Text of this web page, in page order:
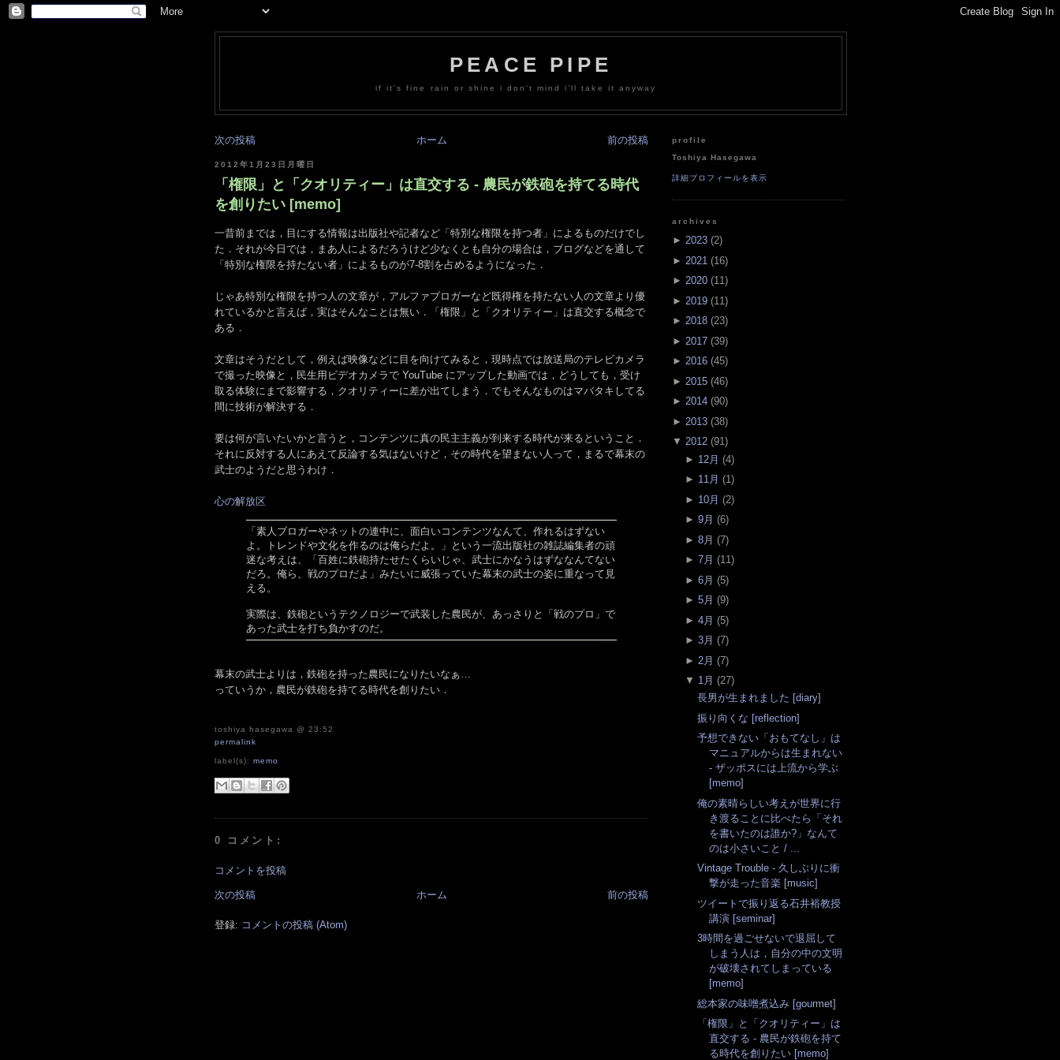
PEACE PIPE
if it's fine rain or shine i don't mind i'll take it anyway
次の投稿 前の投稿
ホーム
2012年1月23日月曜日
「権限」と「クオリティー」は直交する - 農民が鉄砲を持てる時代
を創りたい [memo]
一昔前までは，目にする情報は出版社や記者など「特別な権限を持つ者」によるものだけでし
た．それが今日では，まあ人によるだろうけど少なくとも自分の場合は，ブログなどを通して
「特別な権限を持たない者」によるものが7-8割を占めるようになった．
じゃあ特別な権限を持つ人の文章が，アルファブロガーなど既得権を持たない人の文章より優
れているかと言えば，実はそんなことは無い．「権限」と「クオリティー」は直交する概念で
ある．
文章はそうだとして，例えば映像などに目を向けてみると，現時点では放送局のテレビカメラ
で撮った映像と，民生用ビデオカメラで YouTube にアップした動画では，どうしても，受け
取る体験にまで影響する，クオリティーに差が出てしまう．でもそんなものはマバタキしてる
間に技術が解決する．
要は何が言いたいかと言うと，コンテンツに真の民主主義が到来する時代が来るということ．
それに反対する人にあえて反論する気はないけど，その時代を望まない人って，まるで幕末の
武士のようだと思うわけ．
心の解放区
「素人ブロガーやネットの連中に、面白いコンテンツなんて、作れるはずない
よ。トレンドや文化を作るのは俺らだよ。」という一流出版社の雑誌編集者の頑
迷な考えは、「百姓に鉄砲持たせたくらいじゃ、武士にかなうはずななんてない
だろ。俺ら、戦のプロだよ」みたいに威張っていた幕末の武士の姿に重なって見
える。
実際は、鉄砲というテクノロジーで武装した農民が、あっさりと「戦のプロ」で
あった武士を打ち負かすのだ。
幕末の武士よりは，鉄砲を持った農民になりたいなぁ…
っていうか，農民が鉄砲を持てる時代を創りたい．
toshiya hasegawa @ 23:52
permalink
label(s):memo
0 コメント:
コメントを投稿
次の投稿 前の投稿
ホーム
登録: コメントの投稿 (Atom)
profile
Toshiya Hasegawa
詳細プロフィールを表示
archives
► 2023 (2)
► 2021 (16)
► 2020 (11)
► 2019 (11 )
► 2018 (23)
► 2017 (39)
► 2016 (45)
► 2015 (46)
► 2014 (90)
► 2013 (38)
▼ 2012 (91)
► 12月 (4)
► 11月 (1)
► 10月 (2)
► 9月 (6)
► 8月 (7)
► 7月 (11)
► 6月 (5)
► 5月 (9)
► 4月 (5)
► 3月 (7)
► 2月 (7)
▼ 1月 (27)
長男が生まれました [diary]
振り向くな [reflection]
予想できない「おもてなし」は
マニュアルからは生まれない
- ザッポスには上流から学ぶ
[memo]
俺の素晴らしい考えが世界に行
き渡ることに比べたら「それ
を書いたのは誰か?」なんて
のは小さいこと / ...
Vintage Trouble - 久しぶりに衝
撃が走った音楽 [music]
ツイートで振り返る石井裕教授
講演 [seminar]
3時間を過ごせないで退屈して
しまう人は，自分の中の文明
が破壊されてしまっている
[memo]
総本家の味噌煮込み [gourmet]
「権限」と「クオリティー」は
直交する - 農民が鉄砲を持て
る時代を創りたい [memo]